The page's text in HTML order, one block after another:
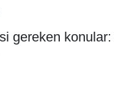
gereken konular: